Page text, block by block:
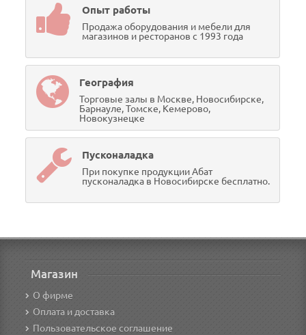
Опыт работы
Продажа оборудования и мебели для
магазинов и ресторанов с 1993 года
География
Торговые залы в Москве, Новосибирске,
Барнауле, Томске, Кемерово,
Новокузнецке
Пусконаладка
При покупке продукции Абат
пусконаладка в Новосибирске бесплатно.
Магазин
О фирме
Оплата и доставка
Пользовательское соглашение